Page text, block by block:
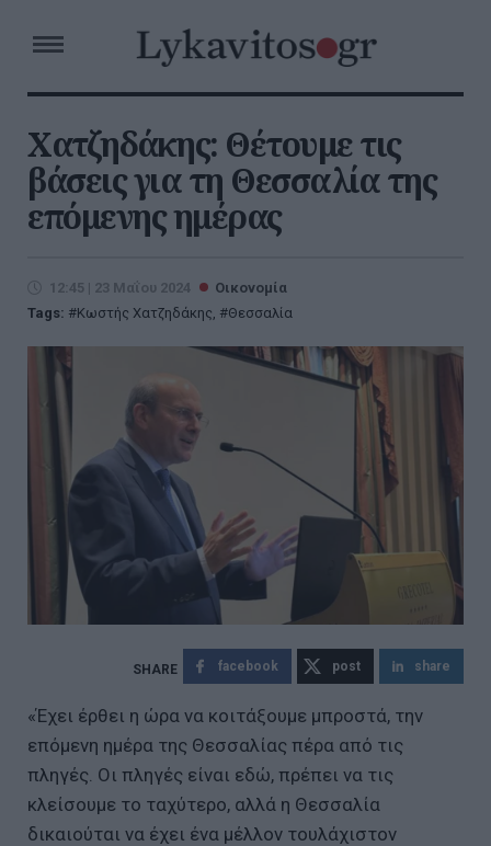
Χατζηδάκης: Θέτουμε τις
βάσεις για τη Θεσσαλία της
επόμενης ημέρας
12:45 | 23 Μαΐου 2024
Οικονομία
Tags:
Κωστής Χατζηδάκης, Θεσσαλία
facebook post share
«Έχει έρθει η ώρα να κοιτάξουμε μπροστά, την
επόμενη ημέρα της Θεσσαλίας πέρα από τις
πληγές. Οι πληγές είναι εδώ, πρέπει να τις
κλείσουμε το ταχύτερο, αλλά η Θεσσαλία
δικαιούται να έχει ένα μέλλον τουλάχιστον